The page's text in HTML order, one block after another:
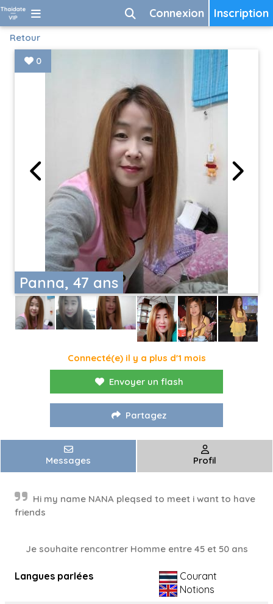
Inscription
Connexion
Retour
Panna, 47 ans
0
Connecté(e) il y a plus d'1 mois
Envoyer un flash
Partagez
Messages Profil
Hi my name NANA pleqsed to meet i want to have
friends
Je souhaite rencontrer Homme entre 45 et 50 ans
Langues parlées
Courant
Notions